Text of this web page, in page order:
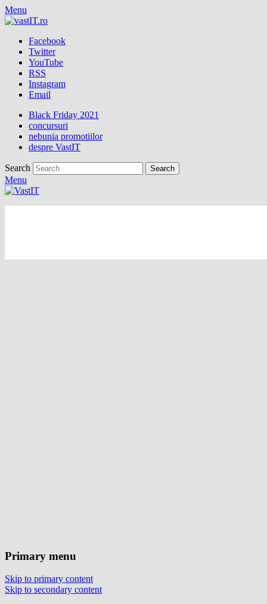
Menu
Facebook
Twitter
YouTube
RSS
Instagram
Email
Black Friday 2021
concursuri
nebunia promotiilor
despre VastIT
Search
Menu
Primary menu
Skip to primary content
Skip to secondary content